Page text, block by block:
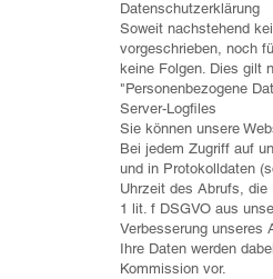
Datenschutzerklärung
Soweit nachstehend
vorgeschrieben, noch
keine Folgen. Dies gilt
"Personenbezogene
Server-Logfiles
Sie können unsere
Bei jedem Zugriff auf
und in Protokolldaten
Uhrzeit des Abrufs, die
1 lit. f DSGVO aus
Verbesserung unseres
Ihre Daten werden
Kommission vor.